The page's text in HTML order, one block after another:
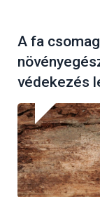
A fa
védekezés